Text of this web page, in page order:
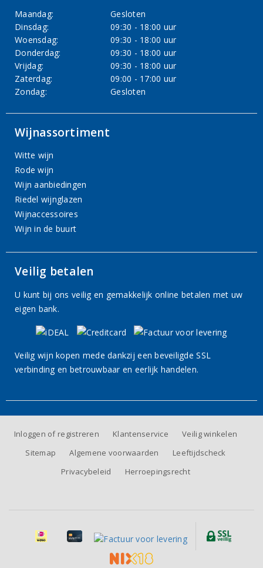
Maandag:
Gesloten
Dinsdag:
09:30 - 18:00 uur
Woensdag:
09:30 - 18:00 uur
Donderdag:
09:30 - 18:00 uur
Vrijdag:
09:30 - 18:00 uur
Zaterdag:
09:00 - 17:00 uur
Zondag:
Gesloten
Wijnassortiment
Witte wijn
Rode wijn
Wijn aanbiedingen
Riedel wijnglazen
Wijnaccessoires
Wijn in de buurt
Veilig betalen
U kunt bij ons veilig en gemakkelijk online betalen met uw
eigen bank.
Veilig wijn kopen mede dankzij een beveiligde SSL
verbinding en betrouwbaar en eerlijk handelen.
Inloggen of registreren Klantenservice
Veilig winkelen
Sitemap
Algemene voorwaarden
Leeftijdscheck
Privacybeleid
Herroepingsrecht